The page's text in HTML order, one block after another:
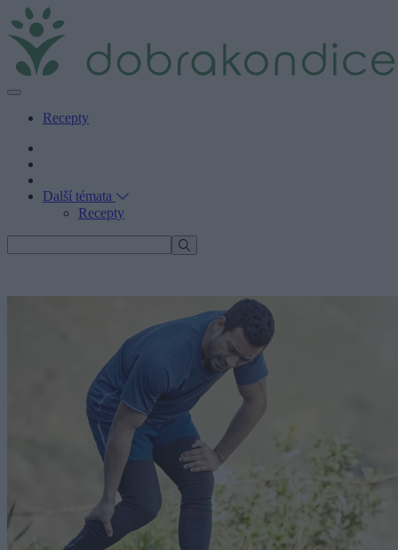
Recepty
Další témata
Recepty